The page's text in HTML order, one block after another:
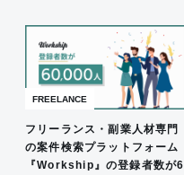
FREELANCE
フリーランス・副業人材専門
の案件検索プラットフォーム
『Workship』の登録者数が6